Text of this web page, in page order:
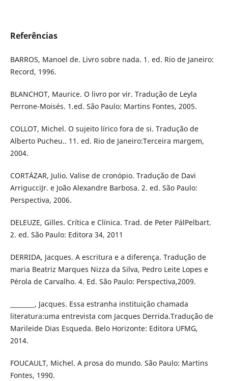
Referências
BARROS, Manoel de. Livro sobre nada. 1. ed. Rio de Janeiro:
Record, 1996.
BLANCHOT, Maurice. O livro por vir. Tradução de Leyla
Perrone-Moisés. 1.ed. São Paulo: Martins Fontes, 2005.
COLLOT, Michel. O sujeito lírico fora de si. Tradução de
Alberto Pucheu.. 11. ed. Rio de Janeiro:Terceira margem,
2004.
CORTÁZAR, Julio. Valise de cronópio. Tradução de Davi
ArrigucciJr. e João Alexandre Barbosa. 2. ed. São Paulo:
Perspectiva, 2006.
DELEUZE, Gilles. Crítica e Clínica. Trad. de Peter PálPelbart.
2. ed. São Paulo: Editora 34, 2011
DERRIDA, Jacques. A escritura e a diferença. Tradução de
maria Beatriz Marques Nizza da Silva, Pedro Leite Lopes e
Pérola de Carvalho. 4. Ed. São Paulo: Perspectiva,2009.
________, Jacques. Essa estranha instituição chamada
literatura:uma entrevista com Jacques Derrida.Tradução de
Marileide Dias Esqueda. Belo Horizonte: Editora UFMG,
2014.
FOUCAULT, Michel. A prosa do mundo. São Paulo: Martins
Fontes, 1990.